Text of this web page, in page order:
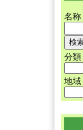
名称
分類
地域